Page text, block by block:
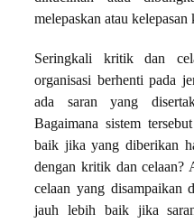
melepaskan atau
Seringkali kritik dan
organisasi berhenti pada
ada saran yang
Bagaimana sistem
baik jika yang diberikan
dengan kritik dan
celaan yang disampaikan
jauh lebih baik jika